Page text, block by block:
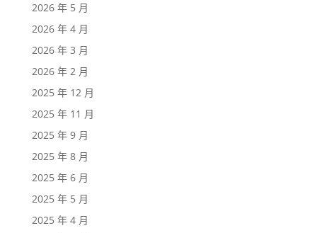
2026 年 5 月
2026 年 4 月
2026 年 3 月
2026 年 2 月
2025 年 12 月
2025 年 11 月
2025 年 9 月
2025 年 8 月
2025 年 6 月
2025 年 5 月
2025 年 4 月